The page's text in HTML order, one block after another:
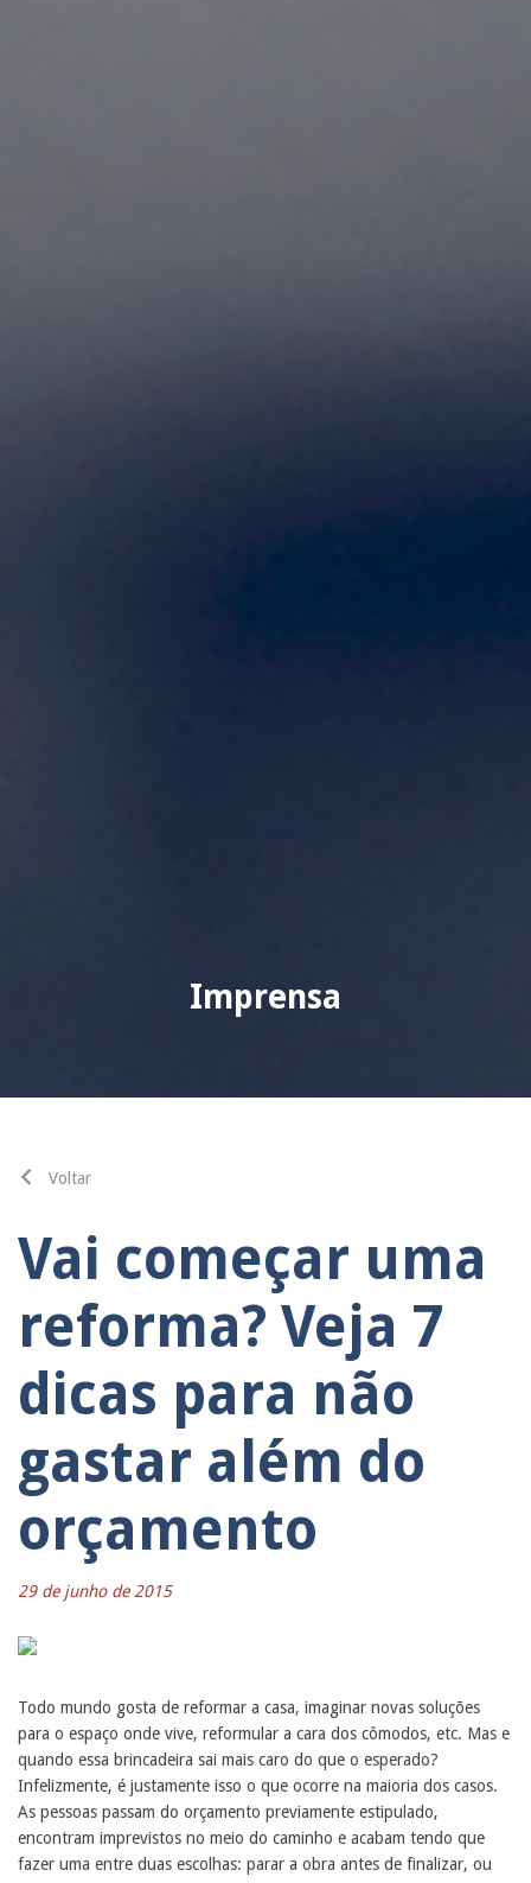
Imprensa
Voltar
Vai começar uma
reforma? Veja 7
dicas para não
gastar além do
orçamento
29 de junho de 2015
Todo mundo gosta de reformar a casa, imaginar novas soluções
para o espaço onde vive, reformular a cara dos cômodos, etc. Mas e
quando essa brincadeira sai mais caro do que o esperado?
Infelizmente, é justamente isso o que ocorre na maioria dos casos.
As pessoas passam do orçamento previamente estipulado,
encontram imprevistos no meio do caminho e acabam tendo que
fazer uma entre duas escolhas: parar a obra antes de finalizar, ou